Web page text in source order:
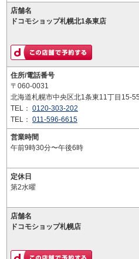
店舗名
ドコモショップ札幌北1条東店
住所/電話番号
〒060-0031
北海道札幌市中央区北1条東11丁目15-55
TEL： 0120-303-202
TEL： 011-596-6615
営業時間
午前9時30分〜午後6時
定休日
第2水曜
店舗名
ドコモショップ札幌店